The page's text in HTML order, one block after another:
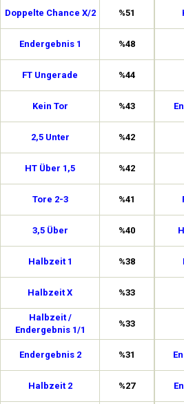
Doppelte Chance X/2 %51
Endergebnis 1 %48
FT Ungerade %44
Kein Tor %43
2,5 Unter %42
HT Über 1,5 %42
Tore 2-3 %41
3,5 Über %40
Halbzeit 1 %38
Halbzeit X %33
Halbzeit /
Endergebnis 1/1
%33
Endergebnis 2 %31
Halbzeit 2 %27